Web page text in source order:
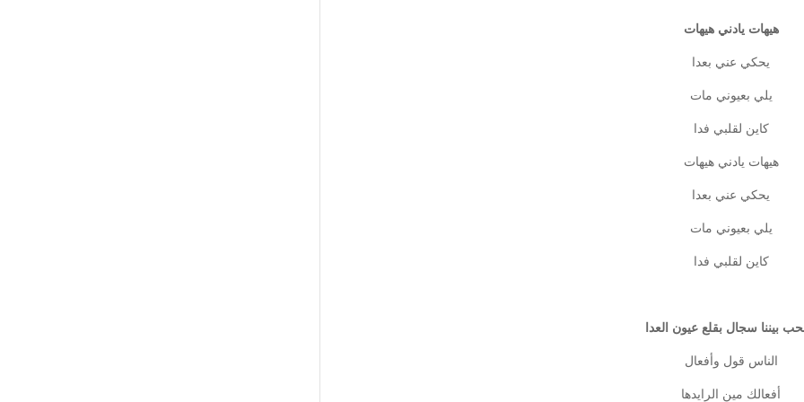
هيهات يادني هيهات
يحكي عني بعدا
يلي بعيوني مات
كاين لقلبي فدا
هيهات يادني هيهات
يحكي عني بعدا
يلي بعيوني مات
كاين لقلبي فدا
بيننا سجال بقلع عيون العدا
الناس قول وأفعال
أفعالك مين الرايدها